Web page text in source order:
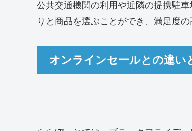
公共交通機関の利用や近隣の提携駐
りと商品を選ぶことができ、満足度の
オンラインセールとの違い